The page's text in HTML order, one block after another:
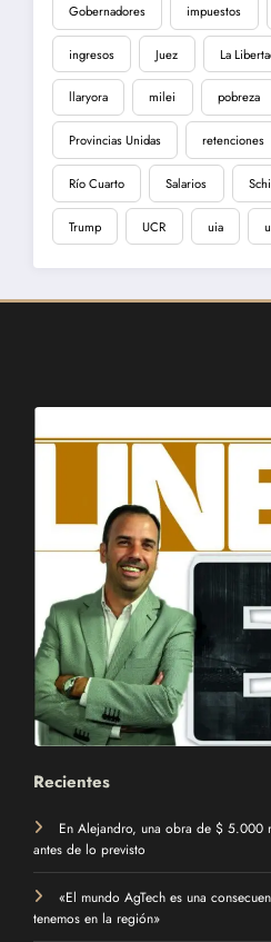
Gobernadores impuestos
ingresos Juez La
llaryora milei pobreza
Provincias Unidas retenciones
Río Cuarto Salarios
Trump UCR uia
Recientes
En Alejandro, una obra de $ 5.000
antes de lo previsto
«El mundo AgTech es una
tenemos en la región»